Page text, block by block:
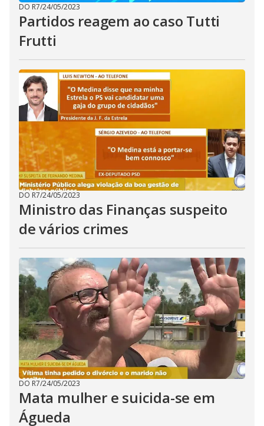
DO R7/24/05/2023
Partidos reagem ao caso Tutti
Frutti
DO R7/24/05/2023
Ministro das Finanças suspeito
de vários crimes
DO R7/24/05/2023
Mata mulher e suicida-se em
Águeda